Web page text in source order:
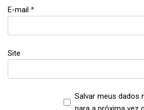
E-mail *
Site
Salvar meus dados